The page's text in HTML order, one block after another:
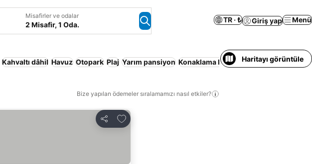
Misafirler ve odalar
2 Misafir, 1 Oda.
TR · ₺ Giriş yap Menü
Kahvaltı dâhil Havuz Otopark Plaj Yarım pansiyon Konaklama Hizmeti Verilen Apart Daire
Haritayı görüntüle
Bize yapılan ödemeler sıralamamızı nasıl etkiler?
Paylaş
Favorilerime ekle